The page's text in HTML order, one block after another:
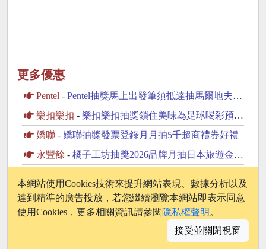
更多優惠
Pentel - Pentel抽獎馬上出發筆須抵達抽馬爾地夫雙人來回機票
樂扣樂扣 - 樂扣樂扣抽獎鎖住美味為足球喝彩預測冠軍抽16888元現金
嬌聯 - 嬌聯抽獎發票登錄月月抽5千超商禮券好禮
永豐餘 - 橘子工坊抽獎2026品牌月抽日本旅遊金、dyson家電
© 2026 - onelife.tw
隱私權政策│聯絡我們
本網站使用Cookies技術來提升網站表現、數據分析以及
達到精準的廣告投放，若您繼續瀏覽本網站即表示同意
使用Cookies，更多相關資訊請參閱 隱私權聲明 。
接受並關閉視窗